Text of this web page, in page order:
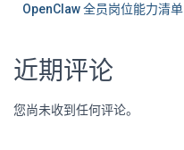
OpenClaw 全员岗位能力清单
近期评论
您尚未收到任何评论。